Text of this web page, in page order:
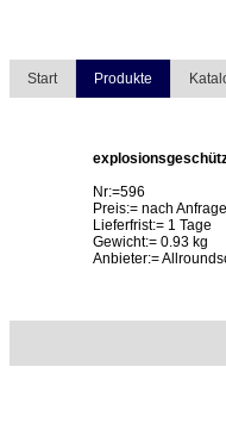
Start Produkte
Nr:=596
Preis:= nach Anfrage
Lieferfrist:= 1 Tage
Gewicht:= 0.93 kg
Anbieter:=